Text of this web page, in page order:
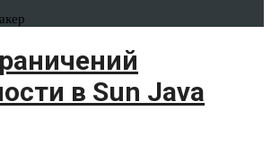
в Sun Java